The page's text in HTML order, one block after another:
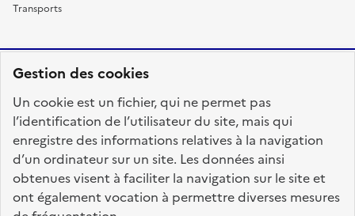
Gestion des cookies
Un cookie est un fichier, qui ne permet pas
l’identification de l’utilisateur du site, mais qui
enregistre des informations relatives à la navigation
d’un ordinateur sur un site. Les données ainsi
obtenues visent à faciliter la navigation sur le site et
ont également vocation à permettre diverses mesures
Transports
FRANÇAISE
fonction-publique.gouv.fr
legifrance.gouv.fr